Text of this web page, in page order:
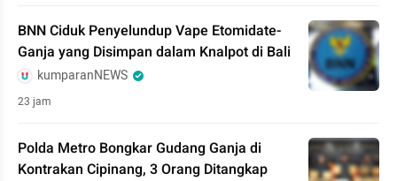
BNN Ciduk Penyelundup Vape Etomidate-
Ganja yang Disimpan dalam Knalpot di Bali
kumparanNEWS
23 jam
Polda Metro Bongkar Gudang Ganja di
Kontrakan Cipinang, 3 Orang Ditangkap